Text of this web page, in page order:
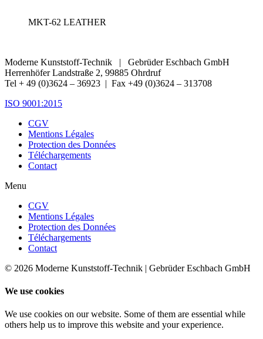
MKT-62 LEATHER
Moderne Kunststoff-Technik | Gebrüder Eschbach GmbH
Herrenhöfer Landstraße 2, 99885 Ohrdruf
Tel + 49 (0)3624 – 36923 | Fax +49 (0)3624 – 313708
ISO 9001:2015
CGV
Mentions Légales
Protection des Données
Téléchargements
Contact
Menu
CGV
Mentions Légales
Protection des Données
Téléchargements
Contact
© 2026 Moderne Kunststoff-Technik | Gebrüder Eschbach GmbH
We use cookies
We use cookies on our website. Some of them are essential while
others help us to improve this website and your experience.